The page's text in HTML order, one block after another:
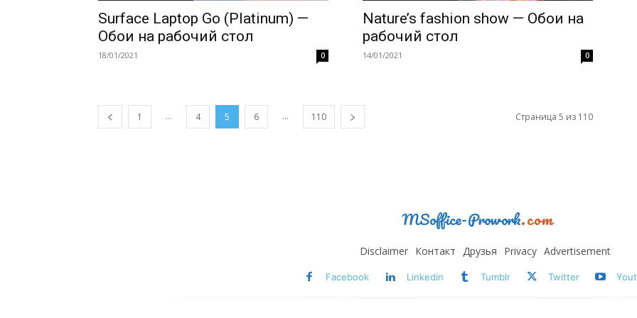
Surface Laptop Go (Platinum) —
Обои на рабочий стол
18/01/2021 0
Nature’s fashion show — Обои на
рабочий стол
14/01/2021 0
1 ... 4 5 6 ... 110 Страница 5 из 110
MSoffice-Prowork.com
Disclaimer Контакт Друзья Privacy Advertisement
Facebook Linkedin Tumblr Twitter